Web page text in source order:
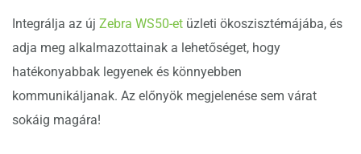
Integrálja az új Zebra WS50-et üzleti ökoszisztémájába, és
adja meg alkalmazottainak a lehetőséget, hogy
hatékonyabbak legyenek és könnyebben
kommunikáljanak. Az előnyök megjelenése sem várat
sokáig magára!